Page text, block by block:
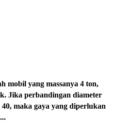
mobil yang massanya 4 ton,
Jika perbandingan diameter
maka gaya yang diperlukan